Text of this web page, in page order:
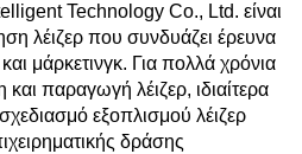
Technology Co., Ltd. είναι
λέιζερ που συνδυάζει έρευνα
μάρκετινγκ. Για πολλά χρόνια
παραγωγή λέιζερ, ιδιαίτερα
εξοπλισμού λέιζερ
δράσης